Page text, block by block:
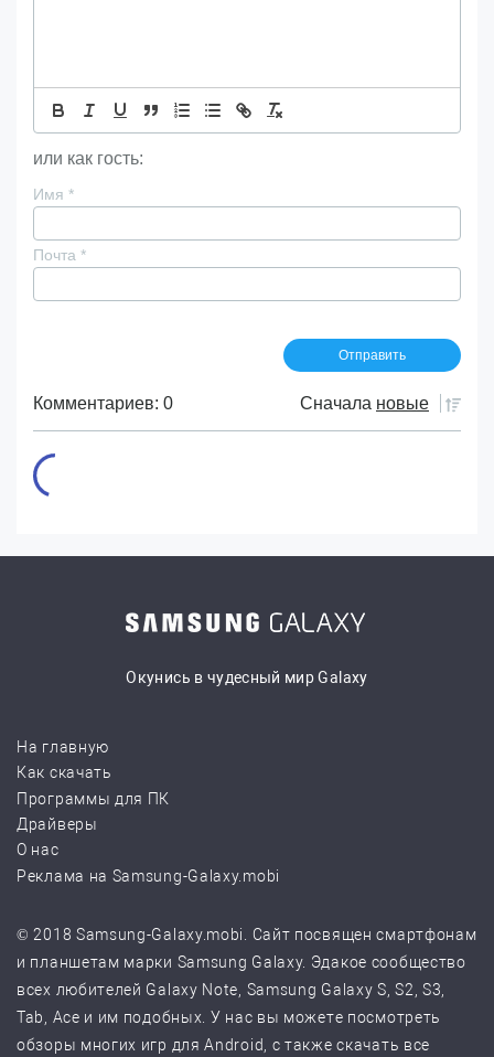
или как гость:
Имя *
Почта *
Комментариев: 0 Сначала новые
Окунись в чудесный мир Galaxy
На главную
Как скачать
Программы для ПК
Драйверы
О нас
Реклама на Samsung-Galaxy.mobi
© 2018 Samsung-Galaxy.mobi. Сайт посвящен смартфонам
и планшетам марки Samsung Galaxy. Эдакое сообщество
всех любителей Galaxy Note, Samsung Galaxy S, S2, S3,
Tab, Ace и им подобных. У нас вы можете посмотреть
обзоры многих игр для Android, с также скачать все